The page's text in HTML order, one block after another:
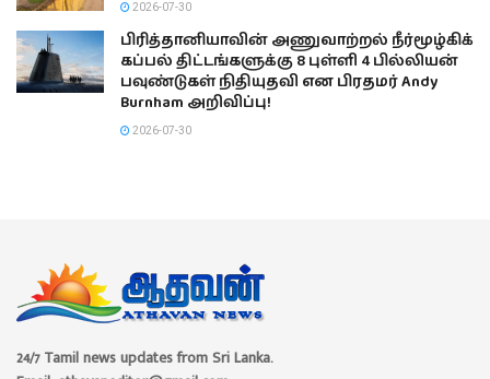
2026-07-30
பிரித்தானியாவின் அணுவாற்றல் நீர்மூழ்கிக்
கப்பல் திட்டங்களுக்கு 8 புள்ளி 4 பில்லியன்
பவுண்டுகள் நிதியுதவி என பிரதமர் Andy
Burnham அறிவிப்பு!
2026-07-30
24/7 Tamil news updates from Sri Lanka.